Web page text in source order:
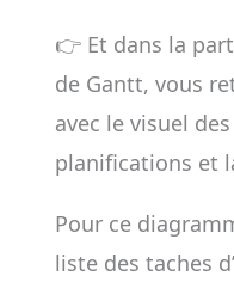
👉 Et dans la
de Gantt, vous
avec le visuel
planifications et
Pour ce
liste des taches